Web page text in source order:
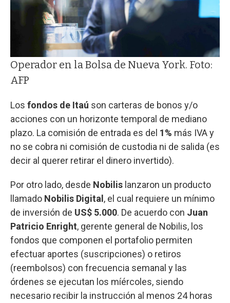
Operador en la Bolsa de Nueva York. Foto:
AFP
Los fondos de Itaú son carteras de bonos y/o
acciones con un horizonte temporal de mediano
plazo. La comisión de entrada es del 1% más IVA y
no se cobra ni comisión de custodia ni de salida (es
decir al querer retirar el dinero invertido).
Por otro lado, desde Nobilis lanzaron un producto
llamado Nobilis Digital, el cual requiere un mínimo
de inversión de US$ 5.000. De acuerdo con Juan
Patricio Enright, gerente general de Nobilis, los
fondos que componen el portafolio permiten
efectuar aportes (suscripciones) o retiros
(reembolsos) con frecuencia semanal y las
órdenes se ejecutan los míércoles, siendo
necesario recibir la instrucción al menos 24 horas